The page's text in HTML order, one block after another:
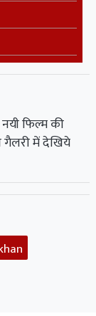
फिल्म की
गैलरी में देखिये